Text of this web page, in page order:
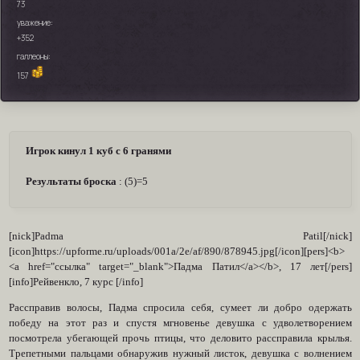
73
уважение:
+352
галлеоны:
157
Игрок кинул 1 куб с 6 гранями
Результаты броска : (5)=5
[nick]Padma Patil[/nick]
[icon]https://upforme.ru/uploads/001a/2e/af/890/878945.jpg[/icon][pers]<b>
<a href="ссылка" target="_blank">Падма Патил</a></b>, 17 лет[/pers]
[info]Рейвенкло, 7 курс [/info]
Рассправив волосы, Падма спросила себя, сумеет ли добро одержать
победу на этот раз и спустя мгновенье девушка с удволетворением
посмотрела убегающей прочь птицы, что деловито рассправила крылья.
Трепетными пальцами обнаружив нужный листок, девушка с волнением